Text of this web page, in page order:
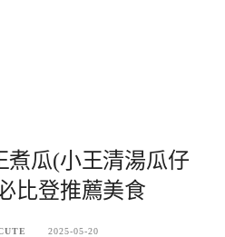
煮瓜(小王清湯瓜仔
比登推薦美食
2025-05-20